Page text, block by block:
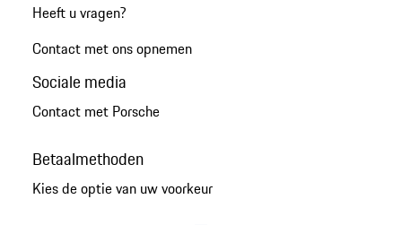
Heeft u vragen?
Contact met ons opnemen
Sociale media
Contact met Porsche
Betaalmethoden
Kies de optie van uw voorkeur